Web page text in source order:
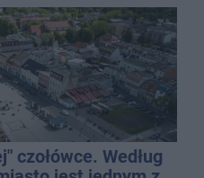
czołówce. Według